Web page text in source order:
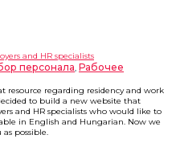
and HR specialists
персонала, Рабочее
resource regarding residency and work
to build a new website that
and HR specialists who would like to
in English and Hungarian. Now we
possible.